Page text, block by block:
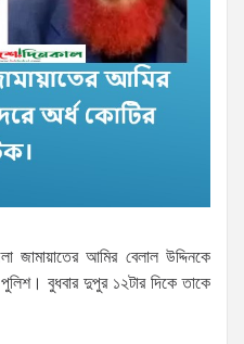
জামায়াতের আমির বেলাল উদ্দিনকে
বুধবার দুপুর ১২টার ‍দিকে তাকে